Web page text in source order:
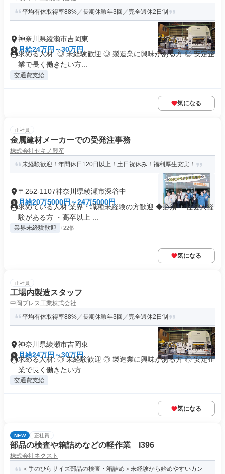
平均有休取得率88%／長期休暇年3回／完全週休2日制
神奈川県綾瀬市吉岡東
月給24万円～30万円
求める人材: ◎ 未経験歓迎 ◎ 製造業に興味がある方 ◎ 安定企
業で長く働きたい方...
交通費支給
気になる
正社員
金属建材メーカーでの受発注事務
株式会社セキノ興産
未経験歓迎！年間休日120日以上！土日祝休み！福利厚生充実！
〒252-1107神奈川県綾瀬市深谷中
月給20万5000円～24万5000円
求めている人材 業界・職種未経験の方歓迎 ◆必須 ・社会人経
験がある方 ・高卒以上 ...
業界未経験歓迎 +22個
気になる
正社員
工場内製造スタッフ
中岡プレス工業株式会社
平均有休取得率88%／長期休暇年3回／完全週休2日制
神奈川県綾瀬市吉岡東
月給24万円～30万円
求める人材: ◎ 未経験歓迎 ◎ 製造業に興味がある方 ◎ 安定企
業で長く働きたい方...
交通費支給
気になる
NEW 正社員
部品の検査や箱詰めなどの軽作業 I396
株式会社ネクスト
＜手のひらサイズ部品の検査・箱詰め＞未経験から始めやすいカン